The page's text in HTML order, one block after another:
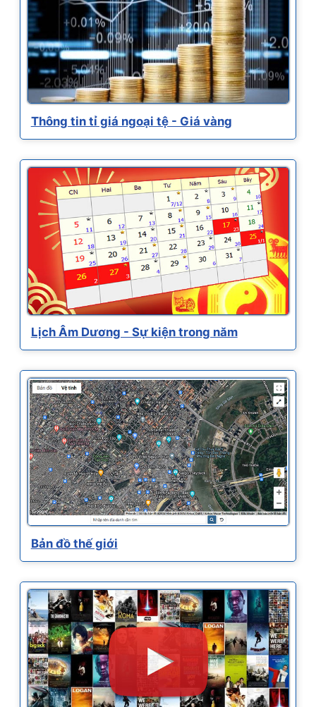
Thông tin tỉ giá ngoại tệ - Giá vàng
Lịch Âm Dương - Sự kiện trong năm
Bản đồ thế giới